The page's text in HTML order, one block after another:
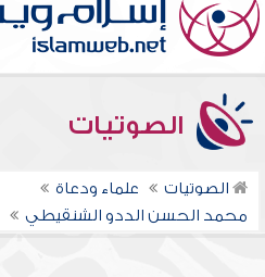
الصوتيات
الصوتيات
علماء ودعاة
محمد الحسن الددو الشنقيطي